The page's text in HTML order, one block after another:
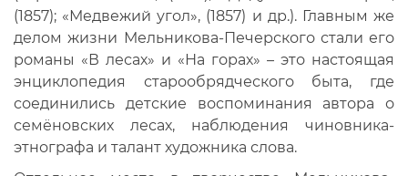
(1857); «Медвежий угол», (1857) и др.). Главным же
делом жизни Мельникова-Печерского стали его
романы «В лесах» и «На горах» – это настоящая
энциклопедия старообрядческого быта, где
соединились детские воспоминания автора о
семёновских лесах, наблюдения чиновника-
этнографа и талант художника слова.